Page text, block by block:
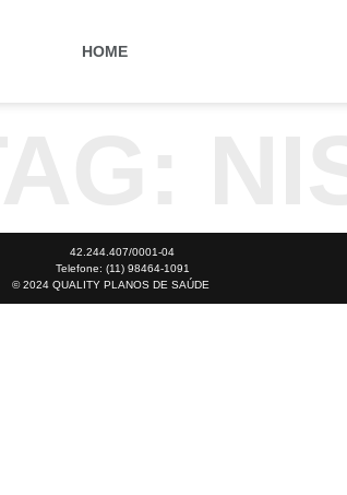
HOME
42.244.407/0001-04
Telefone: (11) 98464-1091
© 2024 QUALITY PLANOS DE SAÚDE